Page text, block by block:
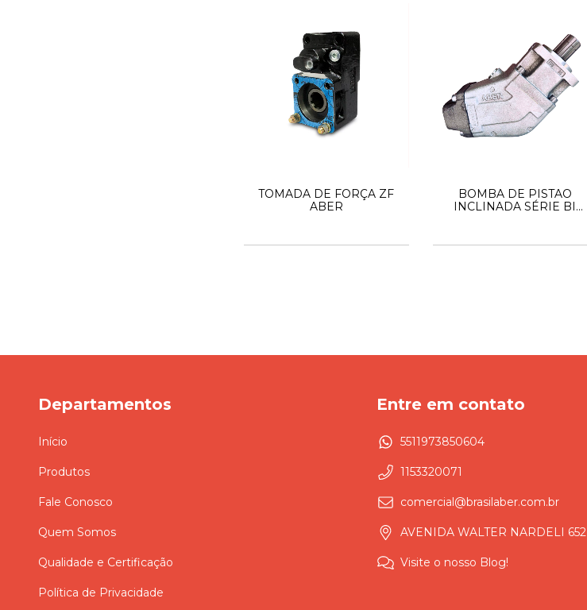
TOMADA DE FORÇA ZF
ABER
BOMBA DE PISTAO
INCLINADA SÉRIE BI
Departamentos
Início
Produtos
Fale Conosco
Quem Somos
Qualidade e Certificação
Política de Privacidade
Entre em contato
5511973850604
1153320071
comercial@brasilaber.com.br
AVENIDA WALTER NARDELI 652
Visite o nosso Blog!